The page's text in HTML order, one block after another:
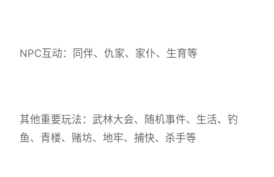
NPC互动：同伴、仇家、家仆、生育等
其他重要玩法：武林大会、随机事件、生活、钓
鱼、青楼、赌坊、地牢、捕快、杀手等